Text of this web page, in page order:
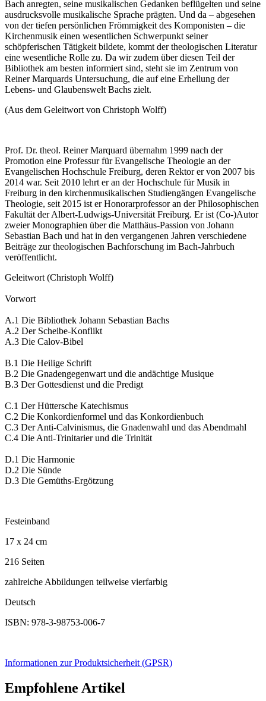
Bach anregten, seine musikalischen Gedanken beflügelten und seine
ausdrucksvolle musikalische Sprache prägten. Und da – abgesehen
von der tiefen persönlichen Frömmigkeit des Komponisten – die
Kirchenmusik einen wesentlichen Schwerpunkt seiner
schöpferischen Tätigkeit bildete, kommt der theologischen Literatur
eine wesentliche Rolle zu. Da wir zudem über diesen Teil der
Bibliothek am besten informiert sind, steht sie im Zentrum von
Reiner Marquards Untersuchung, die auf eine Erhellung der
Lebens- und Glaubenswelt Bachs zielt.
(Aus dem Geleitwort von Christoph Wolff)
Prof. Dr. theol. Reiner Marquard übernahm 1999 nach der
Promotion eine Professur für Evangelische Theologie an der
Evangelischen Hochschule Freiburg, deren Rektor er von 2007 bis
2014 war. Seit 2010 lehrt er an der Hochschule für Musik in
Freiburg in den kirchenmusikalischen Studiengängen Evangelische
Theologie, seit 2015 ist er Honorarprofessor an der Philosophischen
Fakultät der Albert-Ludwigs-Universität Freiburg. Er ist (Co-)Autor
zweier Monographien über die Matthäus-Passion von Johann
Sebastian Bach und hat in den vergangenen Jahren verschiedene
Beiträge zur theologischen Bachforschung im Bach-Jahrbuch
veröffentlicht.
Geleitwort (Christoph Wolff)
Vorwort
A.1 Die Bibliothek Johann Sebastian Bachs
A.2 Der Scheibe-Konflikt
A.3 Die Calov-Bibel
B.1 Die Heilige Schrift
B.2 Die Gnadengegenwart und die andächtige Musique
B.3 Der Gottesdienst und die Predigt
C.1 Der Hüttersche Katechismus
C.2 Die Konkordienformel und das Konkordienbuch
C.3 Der Anti-Calvinismus, die Gnadenwahl und das Abendmahl
C.4 Die Anti-Trinitarier und die Trinität
D.1 Die Harmonie
D.2 Die Sünde
D.3 Die Gemüths-Ergötzung
Festeinband
17 x 24 cm
216 Seiten
zahlreiche Abbildungen teilweise vierfarbig
Deutsch
ISBN: 978-3-98753-006-7
Informationen zur Produktsicherheit (GPSR)
Empfohlene Artikel